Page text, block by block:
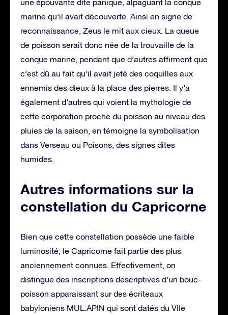
une épouvante dite panique, alpaguant la conque
marine qu’il avait découverte. Ainsi en signe de
reconnaissance, Zeus le mit aux cieux. La queue
de poisson serait donc née de la trouvaille de la
conque marine, pendant que d’autres affirment que
c’est dû au fait qu’il avait jeté des coquilles aux
ennemis des dieux à la place des pierres. Il y’a
également d’autres qui voient la mythologie de
cette corporation proche du poisson au niveau des
pluies de la saison, en témoigne la symbolisation
dans Verseau ou Poisons, des signes dites
humides.
Autres informations sur la
constellation du Capricorne
Bien que cette constellation possède une faible
luminosité, le Capricorne fait partie des plus
anciennement connues. Effectivement, on
distingue des inscriptions descriptives d’un bouc-
poisson apparaissant sur des écriteaux
babyloniens MUL.APIN qui sont datés du VIIe